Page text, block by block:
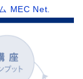
MEC Net.